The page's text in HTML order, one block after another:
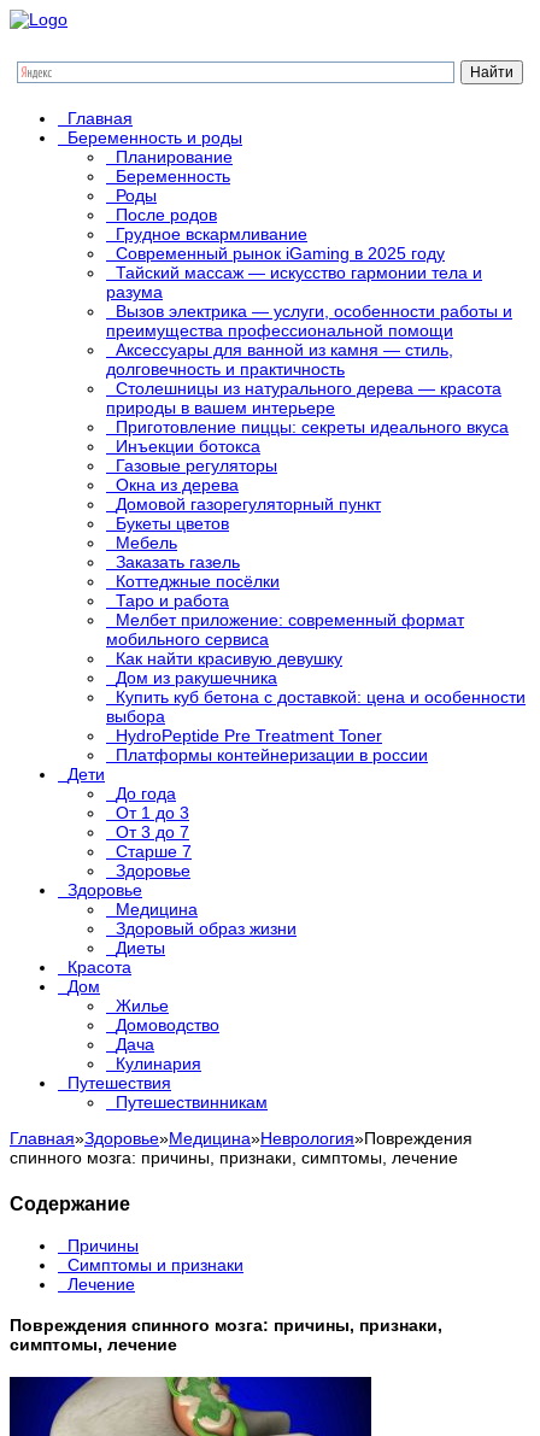
Главная
Беременность и роды
Планирование
Беременность
Роды
После родов
Грудное вскармливание
Современный рынок iGaming в 2025 году
Тайский массаж — искусство гармонии тела и
разума
Вызов электрика — услуги, особенности работы и
преимущества профессиональной помощи
Аксессуары для ванной из камня — стиль,
долговечность и практичность
Столешницы из натурального дерева — красота
природы в вашем интерьере
Приготовление пиццы: секреты идеального вкуса
Инъекции ботокса
Газовые регуляторы
Окна из дерева
Домовой газорегуляторный пункт
Букеты цветов
Мебель
Заказать газель
Коттеджные посёлки
Таро и работа
Мелбет приложение: современный формат
мобильного сервиса
Как найти красивую девушку
Дом из ракушечника
Купить куб бетона с доставкой: цена и особенности
выбора
HydroPeptide Pre Treatment Toner
Платформы контейнеризации в россии
Дети
До года
От 1 до 3
От 3 до 7
Старше 7
Здоровье
Здоровье
Медицина
Здоровый образ жизни
Диеты
Красота
Дом
Жилье
Домоводство
Дача
Кулинария
Путешествия
Путешествинникам
Главная»Здоровье»Медицина»Неврология»Повреждения
спинного мозга: причины, признаки, симптомы, лечение
Содержание
Причины
Симптомы и признаки
Лечение
Повреждения спинного мозга: причины, признаки,
симптомы, лечение